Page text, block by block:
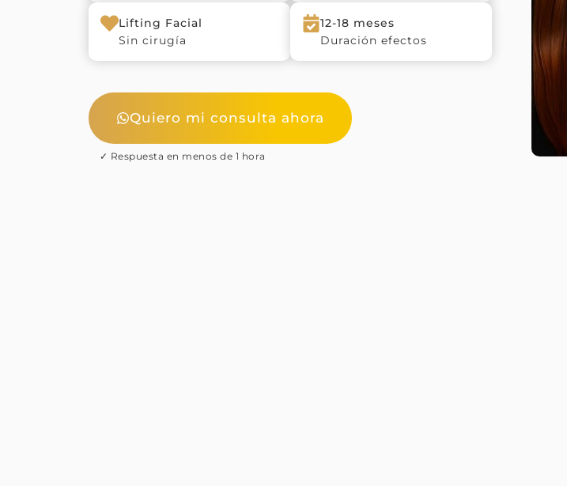
Lifting Facial
Sin cirugía
12-18 meses
Duración efectos
Quiero mi consulta ahora
✓ Respuesta en menos de 1 hora